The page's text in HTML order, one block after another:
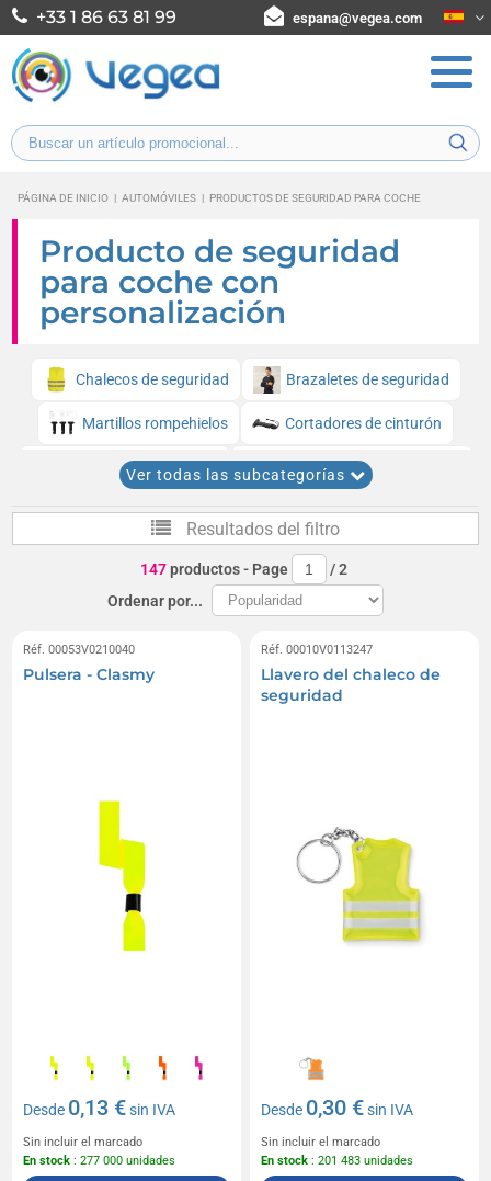
+33 1 86 63 81 99 espana@vegea.com
PÁGINA DE INICIO | AUTOMÓVILES | PRODUCTOS DE SEGURIDAD PARA COCHE
Producto de seguridad
para coche con
personalización
Chalecos de seguridad Brazaletes de seguridad
Martillos rompehielos Cortadores de cinturón
Mantas de emergencia Tests de sobriété chimiques
Kits de seguridad y señalización
Triángulos de seguridad
Ver todas las subcategorías
Resultados del filtro
147productos- Page /2
Ordenar por...
Réf. 00053V0210040
Pulsera - Clasmy
Desde 0,13 €sin IVA
Sin incluir el marcado
En stock : 277 000 unidades
Réf. 00010V0113247
Llavero del chaleco de
seguridad
Desde 0,30 €sin IVA
Sin incluir el marcado
En stock : 201 483 unidades